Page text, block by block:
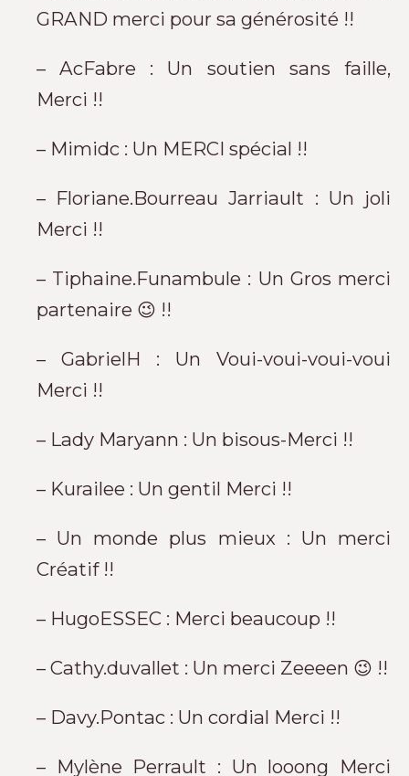
GRAND merci pour sa générosité !!
– AcFabre : Un soutien sans faille,
Merci !!
– Mimidc : Un MERCI spécial !!
– Floriane.Bourreau Jarriault : Un joli
Merci !!
– Tiphaine.Funambule : Un Gros merci
partenaire 😉 !!
– GabrielH : Un Voui-voui-voui-voui
Merci !!
– Lady Maryann : Un bisous-Merci !!
– Kurailee : Un gentil Merci !!
– Un monde plus mieux : Un merci
Créatif !!
– HugoESSEC : Merci beaucoup !!
– Cathy.duvallet : Un merci Zeeeen 😉 !!
– Davy.Pontac : Un cordial Merci !!
– Mylène Perrault : Un looong Merci